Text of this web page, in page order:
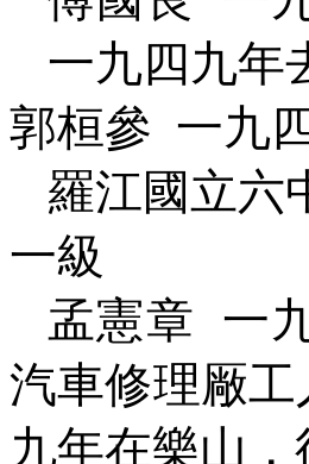
一九四九年
郭桓參 一九
羅江國立六
一級
孟憲章 一
汽車修理厰
九年在樂山